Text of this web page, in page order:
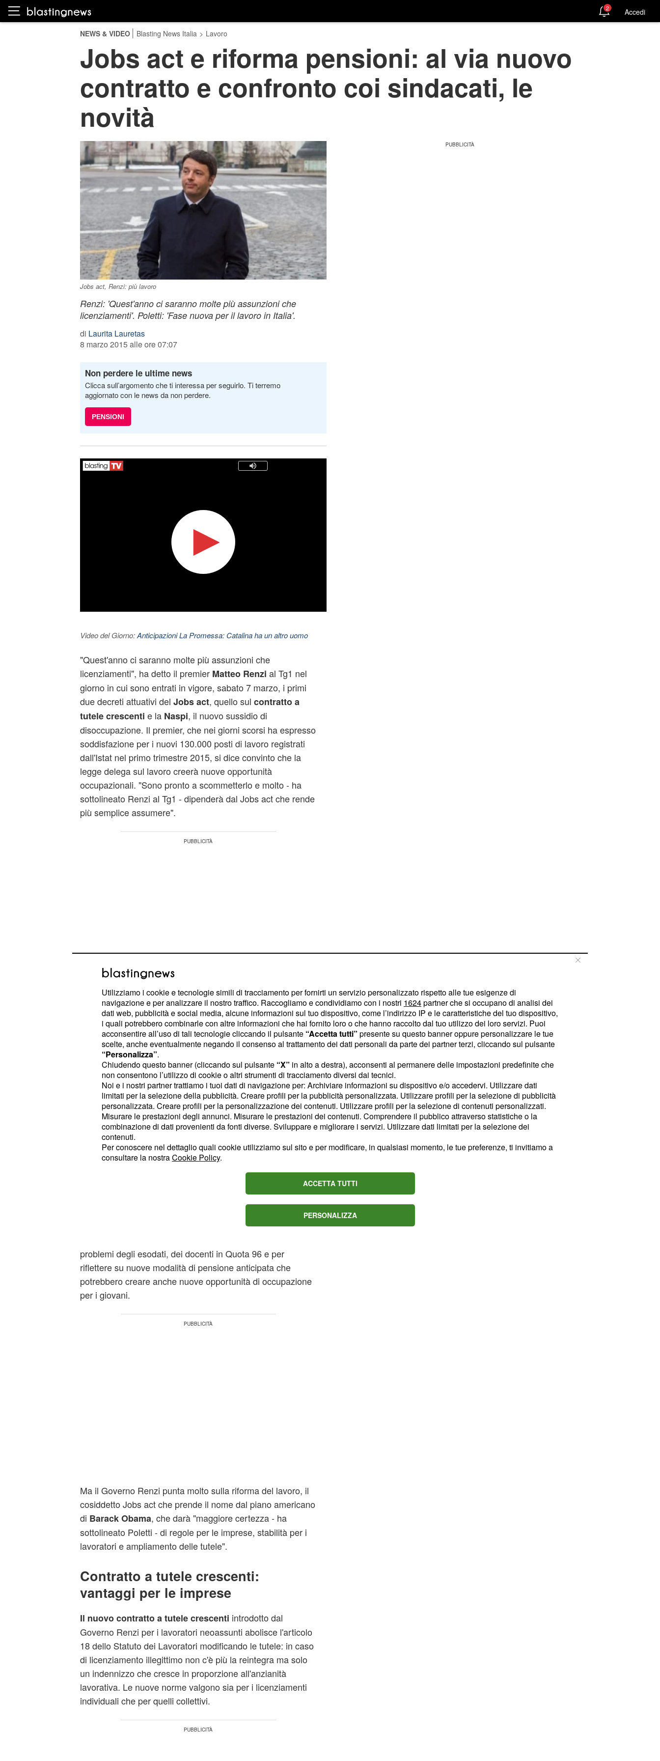
2 Accedi
NEWS & VIDEO Blasting News Italia > Lavoro
Jobs act e riforma pensioni: al via nuovo
contratto e confronto coi sindacati, le
novità
Jobs act, Renzi: più lavoro
Renzi: 'Quest'anno ci saranno molte più assunzioni che
licenziamenti'. Poletti: 'Fase nuova per il lavoro in Italia'.
di Laurita Lauretas
8 marzo 2015 alle ore 07:07
Non perdere le ultime news
Clicca sull’argomento che ti interessa per seguirlo. Ti terremo
aggiornato con le news da non perdere.
PENSIONI
Video del Giorno:Anticipazioni La Promessa: Catalina ha un altro uomo
"Quest'anno ci saranno molte più assunzioni che
licenziamenti", ha detto il premier Matteo Renzi al Tg1 nel
giorno in cui sono entrati in vigore, sabato 7 marzo, i primi
due decreti attuativi del Jobs act, quello sul contratto a
tutele crescenti e la Naspi, il nuovo sussidio di
disoccupazione. Il premier, che nei giorni scorsi ha espresso
soddisfazione per i nuovi 130.000 posti di lavoro registrati
dall'Istat nel primo trimestre 2015, si dice convinto che la
legge delega sul lavoro creerà nuove opportunità
occupazionali. "Sono pronto a scommetterlo e molto - ha
sottolineato Renzi al Tg1 - dipenderà dal Jobs act che rende
più semplice assumere".
Sul lavoro "molto dipenderà dal Jobs act" ma molte
speranze sono state riposte anche nella riforma Buona
Scuola che dovrebbe arrivare il 10 marzo, sotto forma di ddl,
in consiglio dei ministri sciogliendo il nodo sulleassunzioni
dei docenti precariper le quali si potrebbe comunque
procedere anche con un decreto ad hoc.
Renzi e Poletti brindano al Jobs act
e aprono sulla riforma pensioni
Intanto si "brinda" per l'entrata in vigore dei primi due
decreti del Jobs act. "Da oggi si apre una fase nuova per il
Giuliano
crescenti e la Naspi venivano pubblicati in Gazzetta Ufficiale
riforma pensioni
, dicendo finalmente sì al tanto atteso confronto con i
problemi degli esodati, dei docenti in Quota 96 e per
riflettere su nuove modalità di pensione anticipata che
potrebbero creare anche nuove opportunità di occupazione
per i giovani.
Ma il Governo Renzi punta molto sulla riforma del lavoro, il
cosiddetto Jobs act che prende il nome dal piano americano
di Barack Obama, che darà "maggiore certezza - ha
sottolineato Poletti - di regole per le imprese, stabilità per i
lavoratori e ampliamento delle tutele".
Contratto a tutele crescenti:
vantaggi per le imprese
Il nuovo contratto a tutele crescenti introdotto dal
Governo Renzi per i lavoratori neoassunti abolisce l'articolo
18 dello Statuto dei Lavoratori modificando le tutele: in caso
di licenziamento illegittimo non c'è più la reintegra ma solo
un indennizzo che cresce in proporzione all'anzianità
lavorativa. Le nuove norme valgono sia per i licenziamenti
individuali che per quelli collettivi.
Utilizziamo i cookie e tecnologie simili di tracciamento per fornirti un servizio personalizzato rispetto alle tue esigenze di
navigazione e per analizzare il nostro traffico. Raccogliamo e condividiamo con i nostri 1624partner che si occupano di analisi dei
dati web, pubblicità e social media, alcune informazioni sul tuo dispositivo, come l’indirizzo IP e le caratteristiche del tuo dispositivo,
i quali potrebbero combinarle con altre informazioni che hai fornito loro o che hanno raccolto dal tuo utilizzo dei loro servizi. Puoi
acconsentire all’uso di tali tecnologie cliccando il pulsante “Accetta tutti” presente su questo banner oppure personalizzare le tue
scelte, anche eventualmente negando il consenso al trattamento dei dati personali da parte dei partner terzi, cliccando sul pulsante
“Personalizza”.
Chiudendo questo banner (cliccando sul pulsante “X” in alto a destra), acconsenti al permanere delle impostazioni predefinite che
non consentono l’utilizzo di cookie o altri strumenti di tracciamento diversi dai tecnici.
Noi e i nostri partner trattiamo i tuoi dati di navigazione per: Archiviare informazioni su dispositivo e/o accedervi. Utilizzare dati
limitati per la selezione della pubblicità. Creare profili per la pubblicità personalizzata. Utilizzare profili per la selezione di pubblicità
personalizzata. Creare profili per la personalizzazione dei contenuti. Utilizzare profili per la selezione di contenuti personalizzati.
Misurare le prestazioni degli annunci. Misurare le prestazioni dei contenuti. Comprendere il pubblico attraverso statistiche o la
combinazione di dati provenienti da fonti diverse. Sviluppare e migliorare i servizi. Utilizzare dati limitati per la selezione dei
contenuti.
Per conoscere nel dettaglio quali cookie utilizziamo sul sito e per modificare, in qualsiasi momento, le tue preferenze, ti invitiamo a
consultare la nostraCookie Policy.
ACCETTA TUTTI
PERSONALIZZA